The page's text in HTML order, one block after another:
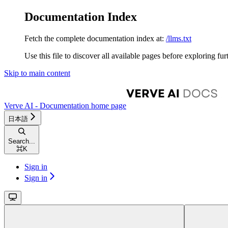
Documentation Index
Fetch the complete documentation index at: /llms.txt
Use this file to discover all available pages before exploring
Skip to main content
Verve AI - Documentation home page
日本語
Search...
⌘K
Sign in
Sign in